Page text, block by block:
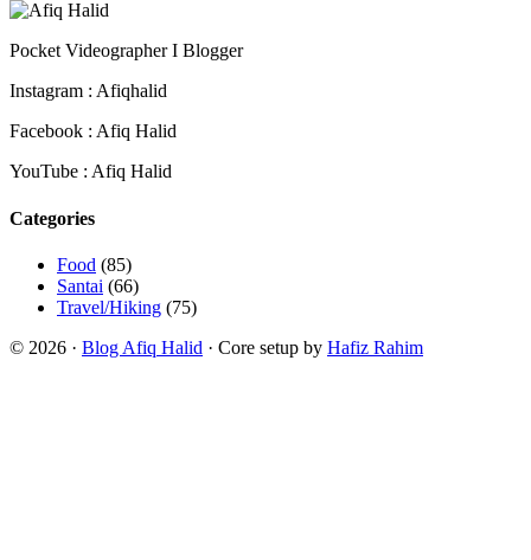
Pocket Videographer I Blogger
Instagram : Afiqhalid
Facebook : Afiq Halid
YouTube : Afiq Halid
Categories
Food (85)
Santai (66)
Travel/Hiking (75)
© 2026 · Blog Afiq Halid · Core setup by Hafiz Rahim